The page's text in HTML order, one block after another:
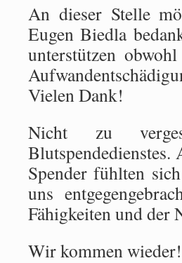
An dieser Stelle
Eugen Biedla
unterstützen
Vielen Dank!
Nicht zu
Spender fühlten
uns
Fähigkeiten und der
Wir kommen